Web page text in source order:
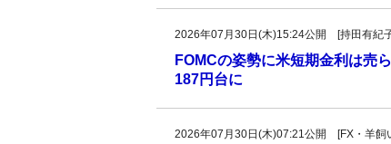
2026年07月30日(木)15:24公開 [持田有紀
FOMCの姿勢に米短期金利は売
187円台に
2026年07月30日(木)07:21公開 [FX・羊飼